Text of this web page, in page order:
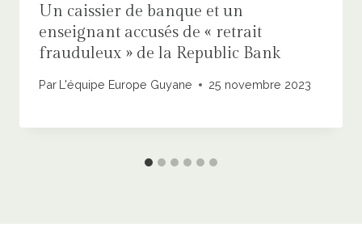
Un caissier de banque et un
enseignant accusés de « retrait
frauduleux » de la Republic Bank
Par L'équipe Europe Guyane 25 novembre 2023